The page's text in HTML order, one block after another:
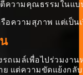
ความคุณธรรมในแบ
อความสุภาพ แต่เป็
เมล์เพื่อไปร่วมงา
ย แต่ความขัดแย้งกลั